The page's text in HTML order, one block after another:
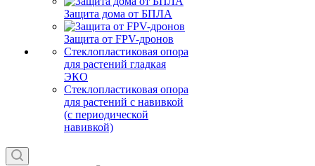
Защита дома от БПЛА
Защита от FPV-дронов
Стеклопластиковая опора
для растений гладкая
ЭКО
Стеклопластиковая опора
для растений с навивкой
(с периодической
навивкой)